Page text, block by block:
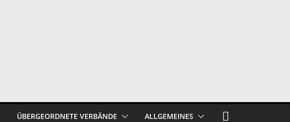
ÜBERGEORDNETE VERBÄNDE ALLGEMEINES